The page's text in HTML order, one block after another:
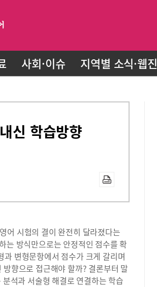
사회·이슈 지역별 소식·웹진
신 학습방향
어 시험의 결이 완전히 달라졌다는
는 방식만으로는 안정적인 점수를 확
변형문항에서 점수가 크게 갈리며
향으로 접근해야 할까? 결론부터 말
석과 서술형 해결로 연결하는 학습